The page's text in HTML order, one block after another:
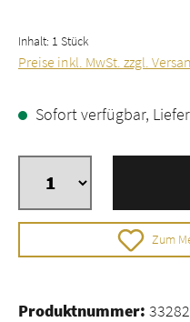
Inhalt: 1 Stück
Preise inkl. MwSt. zzgl.
Sofort verfügbar,
Zum
Produktnummer: